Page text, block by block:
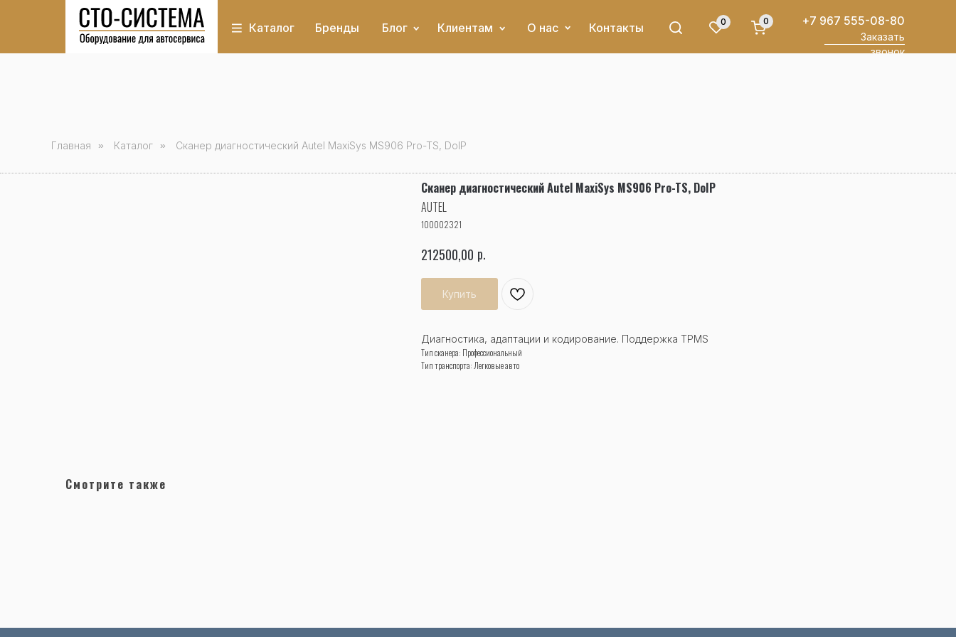
Контакты
Каталог 0 0 +7 967 555-08-80
Заказать
звонок
Клиентам О нас
Бренды Блог
Главная » Каталог » Сканер диагностический Autel MaxiSys MS906 Pro-TS, DoIP
Сканер диагностический Autel MaxiSys MS906 Pro-TS, DoIP
AUTEL
100002321
212500,00 р.
Купить
Диагностика, адаптации и кодирование. Поддержка TPMS
Тип сканера: Профессиональный
Тип транспорта: Легковые авто
Смотрите также
Заказать звонок